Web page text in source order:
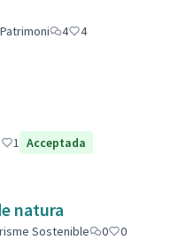
Patrimoni 4
4
1 Acceptada
natura
Sostenible 0
0